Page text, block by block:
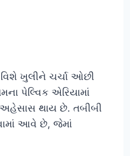
ખુલીને ચર્ચા ઓછી
પેલ્વિક એરિયામાં
થાય છે. તબીબી
આવે છે, જેમાં